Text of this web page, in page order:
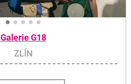
Galerie G18
ZLÍN